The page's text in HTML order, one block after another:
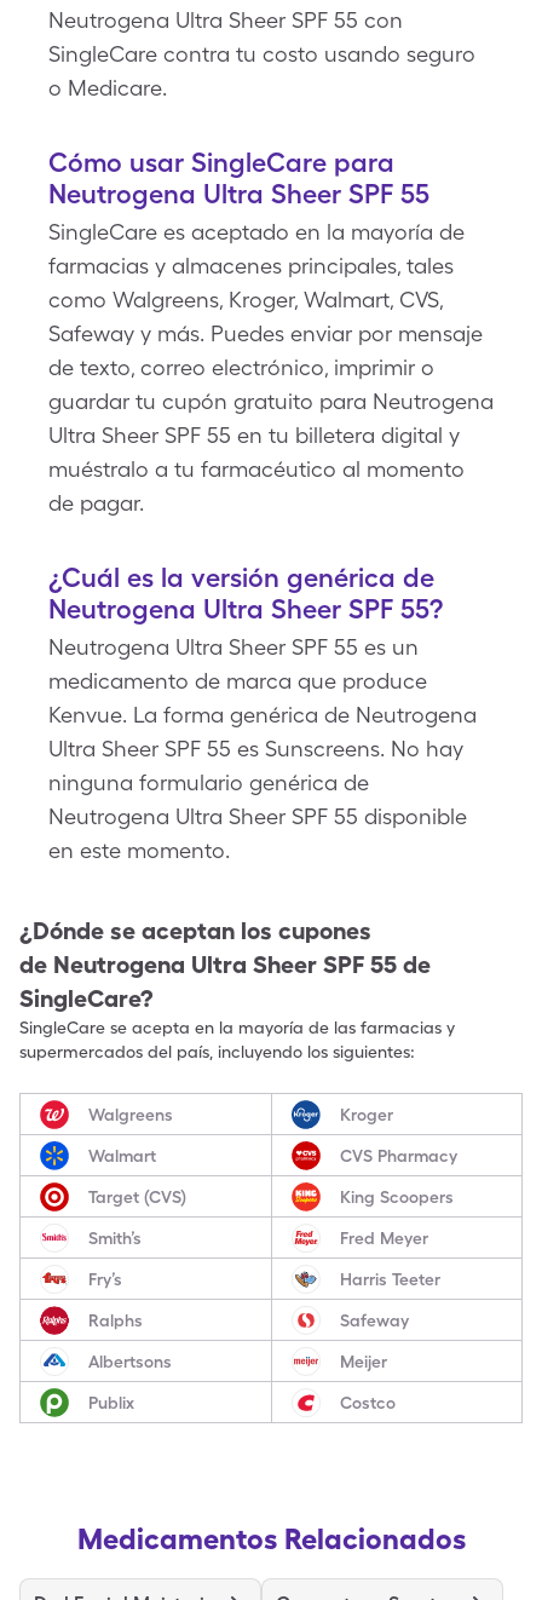
Neutrogena Ultra Sheer SPF 55 con
SingleCare contra tu costo usando seguro
o Medicare.
Cómo usar SingleCare para
Neutrogena Ultra Sheer SPF 55
SingleCare es aceptado en la mayoría de
farmacias y almacenes principales, tales
como Walgreens, Kroger, Walmart, CVS,
Safeway y más. Puedes enviar por mensaje
de texto, correo electrónico, imprimir o
guardar tu cupón gratuito para Neutrogena
Ultra Sheer SPF 55 en tu billetera digital y
muéstralo a tu farmacéutico al momento
de pagar.
¿Cuál es la versión genérica de
Neutrogena Ultra Sheer SPF 55?
Neutrogena Ultra Sheer SPF 55 es un
medicamento de marca que produce
Kenvue. La forma genérica de Neutrogena
Ultra Sheer SPF 55 es Sunscreens. No hay
ninguna formulario genérica de
Neutrogena Ultra Sheer SPF 55 disponible
en este momento.
¿Dónde se aceptan los cupones
de Neutrogena Ultra Sheer SPF 55 de
SingleCare?
SingleCare se acepta en la mayoría de las farmacias y
supermercados del país, incluyendo los siguientes:
Walgreens Kroger
Walmart CVS Pharmacy
Target (CVS) King Scoopers
Smith’s Fred Meyer
Fry’s Harris Teeter
Ralphs Safeway
Albertsons Meijer
Publix Costco
Medicamentos Relacionados